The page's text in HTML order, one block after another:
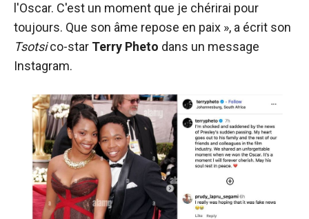
l'Oscar. C'est un moment que je chérirai pour
toujours. Que son âme repose en paix », a écrit son
Tsotsico-star Terry Pheto dans un message
Instagram.